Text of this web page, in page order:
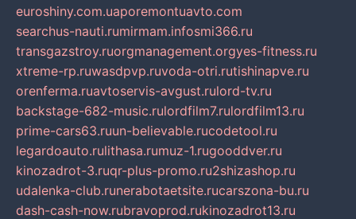
euroshiny.com.uaporemontuavto.com
searchus-nauti.rumirmam.infosmi366.ru
transgazstroy.ruorgmanagement.orgyes-fitness.ru
xtreme-rp.ruwasdpvp.ruvoda-otri.rutishinapve.ru
orenferma.ruavtoservis-avgust.rulord-tv.ru
backstage-682-music.rulordfilm7.rulordfilm13.ru
prime-cars63.ruun-believable.rucodetool.ru
legardoauto.rulithasa.rumuz-1.rugooddver.ru
kinozadrot-3.ruqr-plus-promo.ru2shizashop.ru
udalenka-club.runerabotaetsite.rucarszona-bu.ru
dash-cash-now.rubravoprod.rukinozadrot13.ru